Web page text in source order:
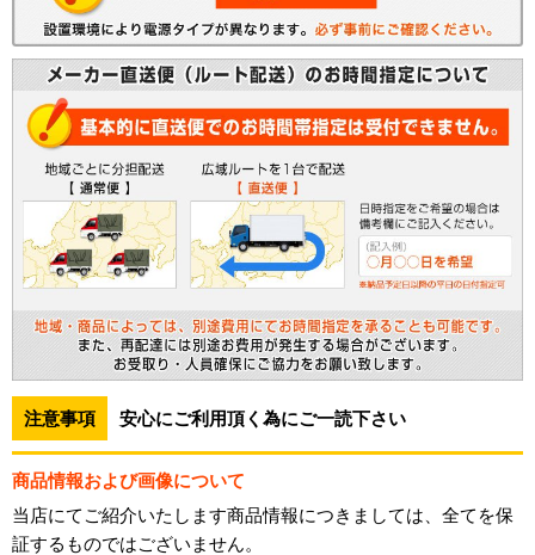
注意事項 安心にご利用頂く為にご一読下さい
商品情報および画像について
当店にてご紹介いたします商品情報につきましては、全てを保
証するものではございません。